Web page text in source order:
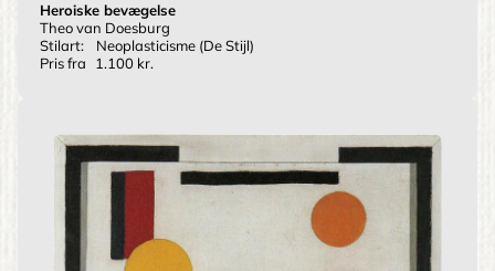
Heroiske bevægelse
Theo van Doesburg
Stilart:
Neoplasticisme (De Stijl)
Pris fra
1.100 kr.